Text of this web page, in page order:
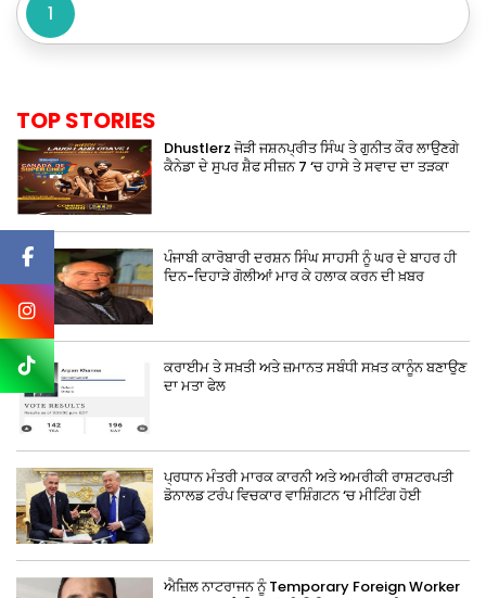
1
TOP STORIES
Dhustlerz ਜੋੜੀ ਜਸ਼ਨਪ੍ਰੀਤ ਸਿੰਘ ਤੇ ਗੁਨੀਤ ਕੌਰ ਲਾਉਣਗੇ
ਕੈਨੇਡਾ ਦੇ ਸੁਪਰ ਸ਼ੈਫ ਸੀਜ਼ਨ 7 ‘ਚ ਹਾਸੇ ਤੇ ਸਵਾਦ ਦਾ ਤੜਕਾ
ਪੰਜਾਬੀ ਕਾਰੋਬਾਰੀ ਦਰਸ਼ਨ ਸਿੰਘ ਸਾਹਸੀ ਨੂੰ ਘਰ ਦੇ ਬਾਹਰ ਹੀ
ਦਿਨ-ਦਿਹਾੜੇ ਗੋਲੀਆਂ ਮਾਰ ਕੇ ਹਲਾਕ ਕਰਨ ਦੀ ਖ਼ਬਰ
ਕਰਾਈਮ ਤੇ ਸਖ਼ਤੀ ਅਤੇ ਜ਼ਮਾਨਤ ਸਬੰਧੀ ਸਖ਼ਤ ਕਾਨੂੰਨ ਬਣਾਉਣ
ਦਾ ਮਤਾ ਫੇਲ
ਪ੍ਰਧਾਨ ਮੰਤਰੀ ਮਾਰਕ ਕਾਰਨੀ ਅਤੇ ਅਮਰੀਕੀ ਰਾਸ਼ਟਰਪਤੀ
ਡੋਨਾਲਡ ਟਰੰਪ ਵਿਚਕਾਰ ਵਾਸ਼ਿੰਗਟਨ ‘ਚ ਮੀਟਿੰਗ ਹੋਈ
ਐਜ਼ਿਲ ਨਾਟਰਾਜਨ ਨੂੰ Temporary Foreign Worker